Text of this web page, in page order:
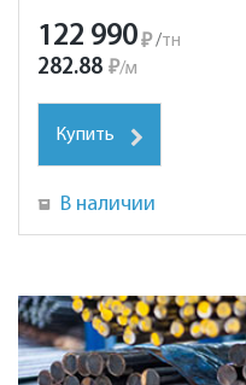
122 990₽ /тн
282.88 ₽/м
Купить
В наличии